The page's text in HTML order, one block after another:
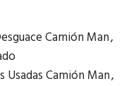
Camión Man,
Usadas Camión Man,